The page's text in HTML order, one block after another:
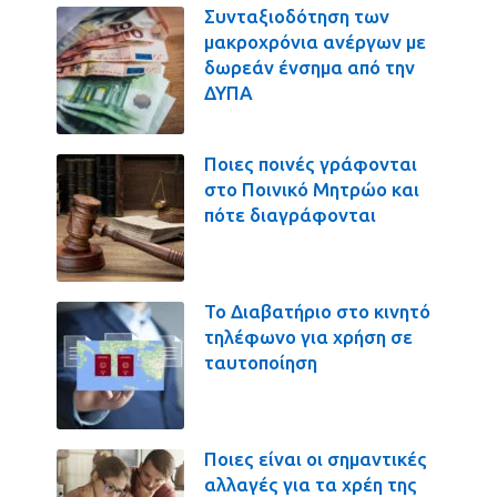
Συνταξιοδότηση των
μακροχρόνια ανέργων με
δωρεάν ένσημα από την
ΔΥΠΑ
Ποιες ποινές γράφονται
στο Ποινικό Μητρώο και
πότε διαγράφονται
Το Διαβατήριο στο κινητό
τηλέφωνο για χρήση σε
ταυτοποίηση
Ποιες είναι οι σημαντικές
αλλαγές για τα χρέη της